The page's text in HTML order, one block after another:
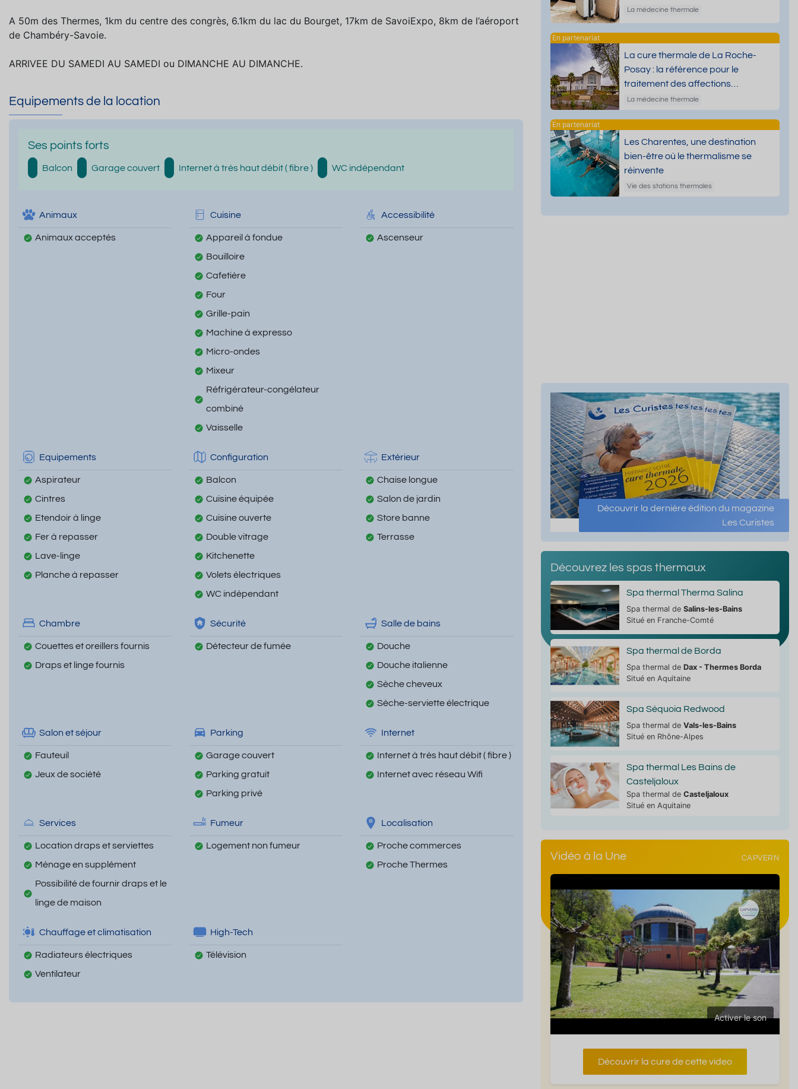
A 50m des Thermes, 1km du centre des congrès, 6.1km du lac du Bourget, 17km de SavoiExpo, 8km de l’aéroport
de Chambéry-Savoie.
ARRIVEE DU SAMEDI AU SAMEDI ou DIMANCHE AU DIMANCHE.
Equipements de la location
Ses points forts
Balcon Garage couvert Internet à très haut débit ( fibre ) WC indépendant
Animaux
Animaux acceptés
Cuisine
Appareil à fondue
Bouilloire
Cafetière
Four
Grille-pain
Machine à expresso
Micro-ondes
Mixeur
Réfrigérateur-congélateur
combiné
Vaisselle
Accessibilité
Ascenseur
Equipements
Aspirateur
Cintres
Etendoir à linge
Fer à repasser
Lave-linge
Planche à repasser
Configuration
Balcon
Cuisine équipée
Cuisine ouverte
Double vitrage
Kitchenette
Volets électriques
WC indépendant
Extérieur
Chaise longue
Salon de jardin
Store banne
Terrasse
Chambre
Couettes et oreillers fournis
Draps et linge fournis
Sécurité
Détecteur de fumée
Salle de bains
Douche
Douche italienne
Sèche cheveux
Sèche-serviette électrique
Salon et séjour
Fauteuil
Jeux de société
Parking
Garage couvert
Parking gratuit
Parking privé
Internet
Internet à très haut débit ( fibre )
Internet avec réseau Wifi
Services
Location draps et serviettes
Ménage en supplément
Possibilité de fournir draps et le
linge de maison
Fumeur
Logement non fumeur
Localisation
Proche commerces
Proche Thermes
Chauffage et climatisation
Radiateurs électriques
Ventilateur
High-Tech
Télévision
La médecine thermale
La cure thermale de La Roche-
Posay : la référence pour le
traitement des affections
dermatologiques
La médecine thermale
Les Charentes, une destination
bien-être où le thermalisme se
réinvente
Vie des stations thermales
Découvrir la dernière édition du magazine
Les Curistes
Découvrez les spas thermaux
Spa thermal Therma Salina
Spa thermal de Salins-les-Bains
Situé en Franche-Comté
Spa thermal de Borda
Spa thermal de Dax - Thermes Borda
Situé en Aquitaine
Spa Séquoia Redwood
Spa thermal de Vals-les-Bains
Situé en Rhône-Alpes
Spa thermal Les Bains de
Casteljaloux
Spa thermal de Casteljaloux
Situé en Aquitaine
Vidéo à la Une CAPVERN
Activer le son
Découvrir la cure de cette video